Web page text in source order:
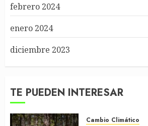
febrero 2024
enero 2024
diciembre 2023
TE PUEDEN INTERESAR
Cambio Climático